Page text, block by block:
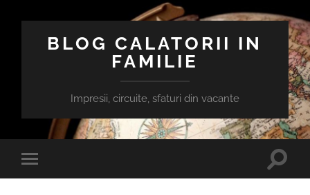
BLOG CALATORII IN
FAMILIE
Impresii, circuite, sfaturi din vacante
Toggle
mobile
Toggle